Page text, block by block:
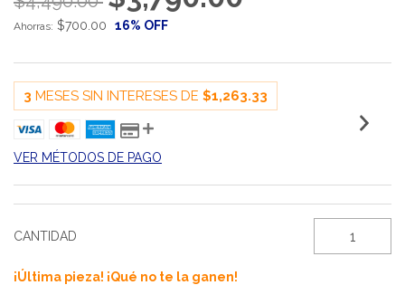
Ahorras: $700.00 16% OFF
3 MESES SIN INTERESES DE $1,263.33
VER MÉTODOS DE PAGO
CANTIDAD
¡Última pieza! ¡Qué no te la ganen!